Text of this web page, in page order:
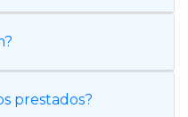
prestados?